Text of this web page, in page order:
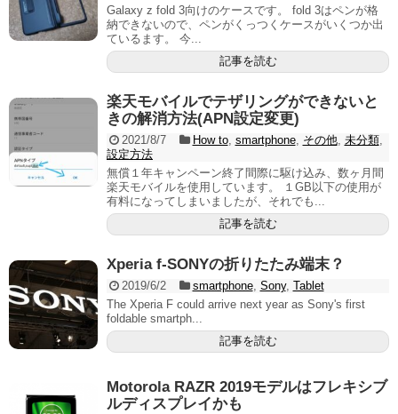
Galaxy z fold 3向けのケースです。 fold 3はペンが格
納できないので、ペンがくっつくケースがいくつか出
ているます。 今...
記事を読む
楽天モバイルでテザリングができないと
きの解消方法(APN設定変更)
2021/8/7 How to, smartphone, その他, 未分類,
設定方法
無償１年キャンペーン終了間際に駆け込み、数ヶ月間
楽天モバイルを使用しています。 １GB以下の使用が
有料になってしまいましたが、それでも...
記事を読む
Xperia f-SONYの折りたたみ端末？
2019/6/2 smartphone, Sony, Tablet
The Xperia F could arrive next year as Sony's first
foldable smartph...
記事を読む
Motorola RAZR 2019モデルはフレキシブ
ルディスプレイかも